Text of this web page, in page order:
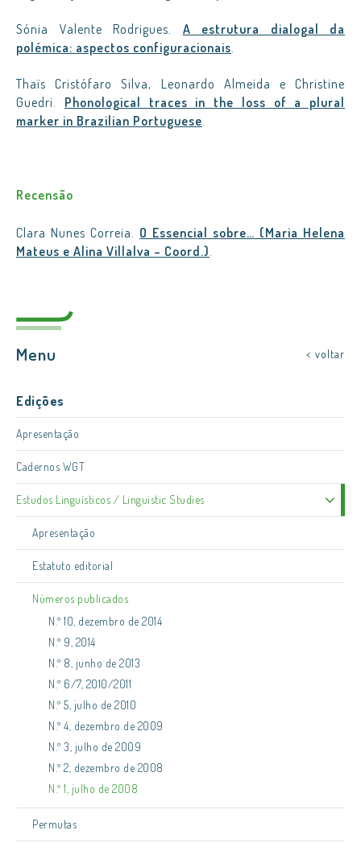
Sónia Valente Rodrigues. A estrutura dialogal da
polémica: aspectos configuracionais.
Thaïs Cristófaro Silva, Leonardo Almeida e Christine
Guedri. Phonological traces in the loss of a plural
marker in Brazilian Portuguese.
Recensão
Clara Nunes Correia. O Essencial sobre… (Maria Helena
Mateus e Alina Villalva – Coord.).
Menu < voltar
Edições
Apresentação
Cadernos WGT
Estudos Linguísticos / Linguistic Studies
Apresentação
Estatuto editorial
Números publicados
N.º 10, dezembro de 2014
N.º 9, 2014
N.º 8, junho de 2013
N.º 6/7, 2010/2011
N.º 5, julho de 2010
N.º 4, dezembro de 2009
N.º 3, julho de 2009
N.º 2, dezembro de 2008
N.º 1, julho de 2008
Permutas